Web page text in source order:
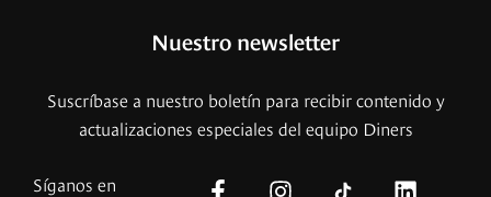
Nuestro newsletter
Suscríbase a nuestro boletín para recibir contenido y
actualizaciones especiales del equipo Diners
Síganos en